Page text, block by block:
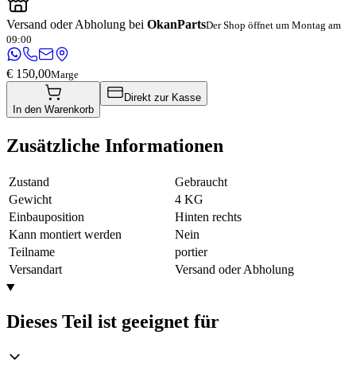
Versand oder Abholung bei OkanPartsDer Shop öffnet um Montag am
09:00
€ 150,00Marge
In den Warenkorb
Direkt zur Kasse
Zusätzliche Informationen
Zustand
Gebraucht
Gewicht
4 KG
Einbauposition
Hinten rechts
Kann montiert werden
Nein
Teilname
portier
Versandart
Versand oder Abholung
Dieses Teil ist geeignet für